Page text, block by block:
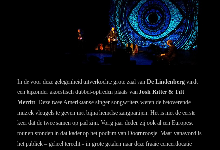
In de voor deze gelegenheid uitverkochte grote zaal van De Lindenberg vindt
een bijzonder akoestisch dubbel-optreden plaats van Josh Ritter & Tift
Merritt. Deze twee Amerikaanse singer-songwriters weten de betoverende
muziek vleugels te geven met bijna hemelse zangpartijen. Het is niet de eerste
keer dat de twee samen op pad zijn. Vorig jaar deden zij ook al een Europese
tour en stonden in dat kader op het podium van Doornroosje. Maar vanavond is
het publiek – geheel terecht – in grote getalen naar deze fraaie concertlocatie